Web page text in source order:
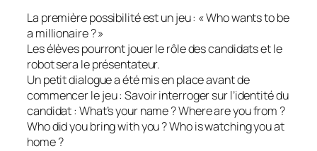
La première possibilité est un jeu : «Who wants to be
a millionaire ?»
Les élèves pourront jouer le rôle des candidats et le
robot sera le présentateur.
Un petit dialogue a été mis en place avant de
commencer le jeu : Savoir interroger sur l’identité du
candidat : What’s your name ? Where are you from ?
Who did you bring with you ? Who is watching you at
home ?